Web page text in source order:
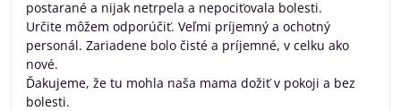
postarané a nijak netrpela a nepociťovala bolesti.
Určite môžem odporúčiť. Veľmi príjemný a ochotný
personál. Zariadene bolo čisté a príjemné, v celku ako
nové.
Ďakujeme, že tu mohla naša mama dožiť v pokoji a bez
bolesti.